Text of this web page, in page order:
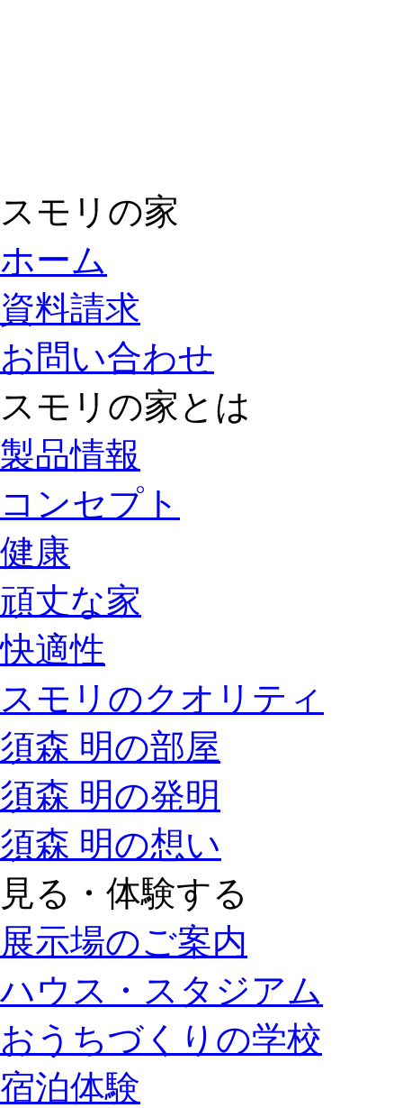
スモリの家
ホーム
資料請求
お問い合わせ
スモリの家とは
製品情報
コンセプト
健康
頑丈な家
快適性
スモリのクオリティ
須森 明の部屋
須森 明の発明
須森 明の想い
見る・体験する
展示場のご案内
ハウス・スタジアム
おうちづくりの学校
宿泊体験